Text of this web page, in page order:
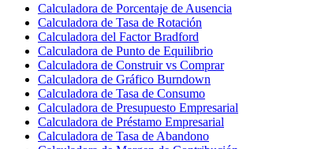
Calculadora de Porcentaje de Ausencia
Calculadora de Tasa de Rotación
Calculadora del Factor Bradford
Calculadora de Punto de Equilibrio
Calculadora de Construir vs Comprar
Calculadora de Gráfico Burndown
Calculadora de Tasa de Consumo
Calculadora de Presupuesto Empresarial
Calculadora de Préstamo Empresarial
Calculadora de Tasa de Abandono